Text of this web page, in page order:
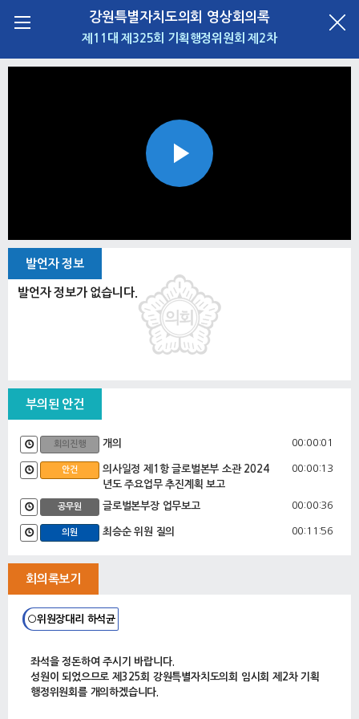
강원특별자치도의회 영상회의록
제11대 제325회 기획행정위원회 제2차
Play
발언자 정보
발언자 정보가 없습니다.
부의된 안건
회의진행 개의 00:00:01
안건
의사일정 제1항 글로벌본부 소관 2024
년도 주요업무 추진계획 보고
00:00:13
공무원 글로벌본부장 업무보고 00:00:36
의원 최승순 위원 질의 00:11:56
의원
의원 문관현 위원 질의
심영곤 위원 질의
안건
의사일정 제2항 강원연구원 소관 2024
년도 주요업무 추진계획 보고
공무원 강원연구원장 업무보고
회의록보기
○위원장대리 하석균
좌석을 정돈하여 주시기 바랍니다.
성원이 되었으므로 제325회 강원특별자치도의회 임시회 제2차 기획
행정위원회를 개의하겠습니다.